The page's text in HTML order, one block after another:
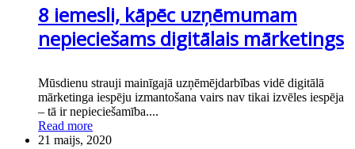
8 iemesli, kāpēc uzņēmumam
nepieciešams digitālais mārketings
Mūsdienu strauji mainīgajā uzņēmējdarbības vidē digitālā
mārketinga iespēju izmantošana vairs nav tikai izvēles iespēja
– tā ir nepieciešamība....
Read more
21 maijs, 2020